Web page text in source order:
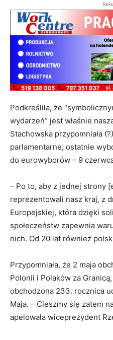
Podkreśliła, że
wydarzeń” jest właśnie
Stachowska przypomniała
parlamentarne, ostatnie
do eurowyborów – 9
– Po to, aby z jednej strony
reprezentowali nasz kraj, z
Europejskiej, która dzięki
społeczeństw zapewnia
nich. Od 20 lat również
Przypomniała, że 2 maja
Polonii i Polaków za
obchodzona 233. rocznica
Maja. – Cieszmy się zatem
apelowała wiceprezydent